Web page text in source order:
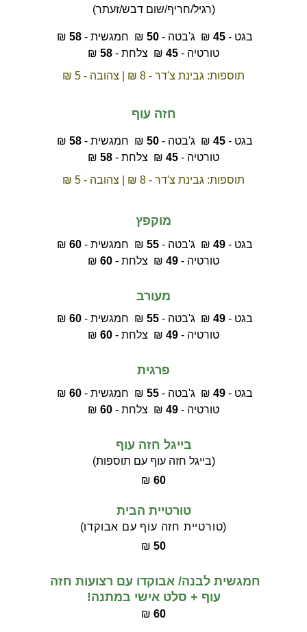
(רגיל/חריף/שום דבש/זעתר)
בגט - 45 ₪  ג'בטה - 50 ₪  חמגשית - 58
₪
טורטיה - 45 ₪  צלחת - 58
₪
תוספות: גבינת צ'דר - 8 ₪ | צהובה - 5 ₪
חזה עוף
בגט - 45 ₪  ג'בטה - 50 ₪  חמגשית - 58
₪
טורטיה - 45 ₪  צלחת - 58
₪
תוספות: גבינת צ'דר - 8 ₪ | צהובה - 5 ₪
מוקפץ
בגט - 49 ₪  ג'בטה - 55 ₪  חמגשית - 60
₪
טורטיה - 49 ₪  צלחת - 60
₪
מעורב
בגט - 49 ₪  ג'בטה - 55 ₪  חמגשית - 60
₪
טורטיה - 49 ₪  צלחת - 60
₪
פרגית
בגט - 49 ₪  ג'בטה - 55 ₪  חמגשית - 60
₪
טורטיה - 49 ₪  צלחת - 60
₪
בייגל חזה עוף
₪ 60
(בייגל חזה עוף עם תוספות)
טורטיית הבית
(טורטיית חזה עוף עם אבוקדו)
₪ 50
חמגשית לבנה/ אבוקדו עם רצועות חזה
עוף + סלט אישי במתנה!
₪ 60